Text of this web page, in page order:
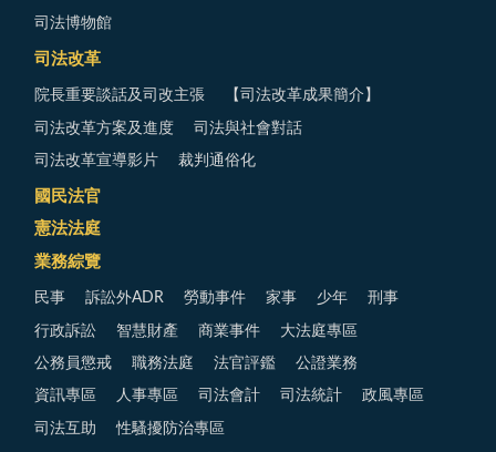
司法博物館
司法改革
院長重要談話及司改主張 【司法改革成果簡介】
司法改革方案及進度 司法與社會對話
司法改革宣導影片 裁判通俗化
國民法官
憲法法庭
業務綜覽
民事 訴訟外ADR 勞動事件 家事 少年 刑事
行政訴訟 智慧財產 商業事件 大法庭專區
公務員懲戒 職務法庭 法官評鑑 公證業務
資訊專區 人事專區 司法會計 司法統計 政風專區
司法互助 性騷擾防治專區